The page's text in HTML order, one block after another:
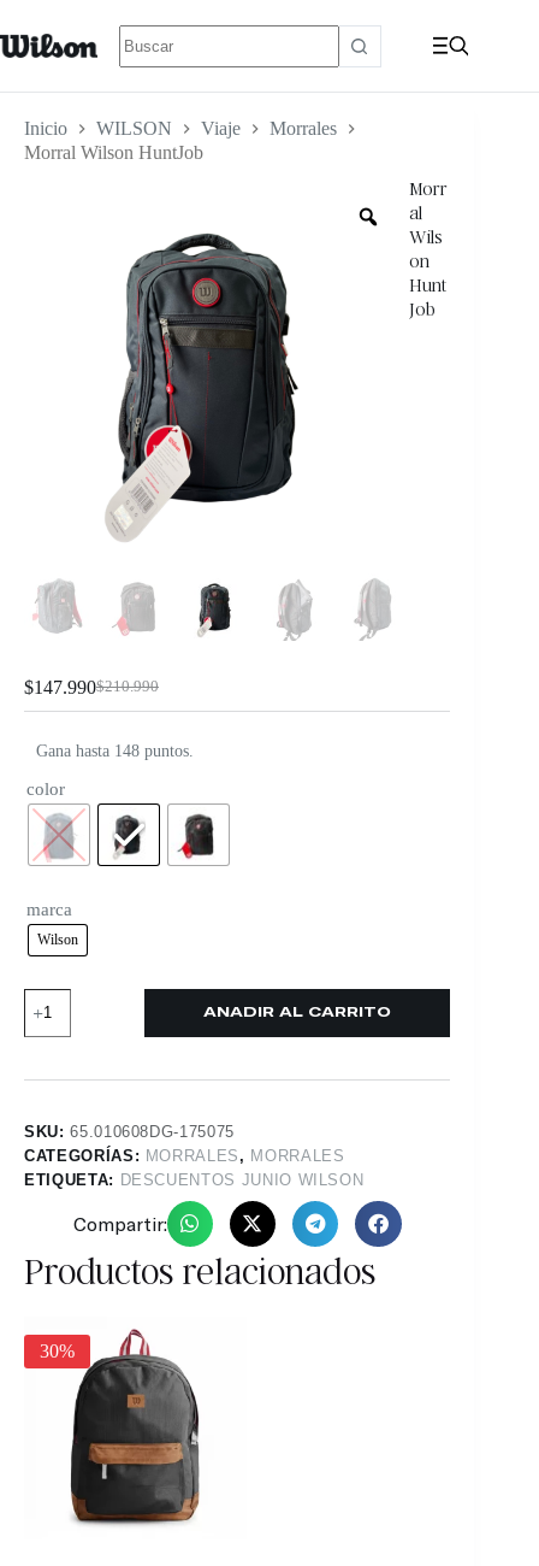
Inicio WILSON Viaje
Morrales
Morral Wilson HuntJob
Morr
al
Wils
on
Hunt
Job
$210.990
$147.990
Gana hasta 148 puntos.
color
marca
Wilson
AÑADIR AL CARRITO
SKU:65.010608DG-175075
CATEGORÍAS: MORRALES , MORRALES
ETIQUETA: DESCUENTOS JUNIO WILSON
Compartir:
Productos relacionados
30%